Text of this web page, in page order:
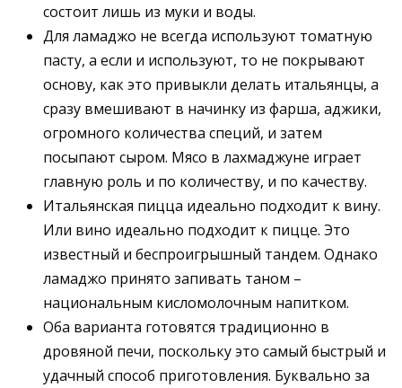
состоит лишь из муки и воды.
Для ламаджо не всегда используют томатную
пасту, а если и используют, то не покрывают
основу, как это привыкли делать итальянцы, а
сразу вмешивают в начинку из фарша, аджики,
огромного количества специй, и затем
посыпают сыром. Мясо в лахмаджуне играет
главную роль и по количеству, и по качеству.
Итальянская пицца идеально подходит к вину.
Или вино идеально подходит к пицце. Это
известный и беспроигрышный тандем. Однако
ламаджо принято запивать таном –
национальным кисломолочным напитком.
Оба варианта готовятся традиционно в
дровяной печи, поскольку это самый быстрый и
удачный способ приготовления. Буквально за